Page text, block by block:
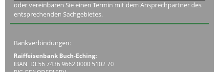
oder vereinbaren Sie einen Termin mit dem Ansprechpartner des
entsprechenden Sachgebietes.
Bankverbindungen:
Raiffeisenbank Buch-Eching:
IBAN DE56 7436 9662 0000 5102 70